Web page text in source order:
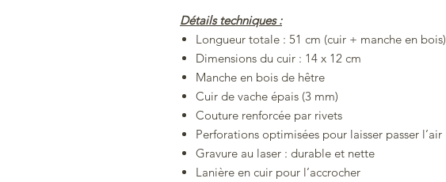
Détails techniques :
Longueur totale : 51 cm (cuir + manche en bois)
Dimensions du cuir : 14 x 12 cm
Manche en bois de hêtre
Cuir de vache épais (3 mm)
Couture renforcée par rivets
Perforations optimisées pour laisser passer l’air
Gravure au laser : durable et nette
Lanière en cuir pour l’accrocher